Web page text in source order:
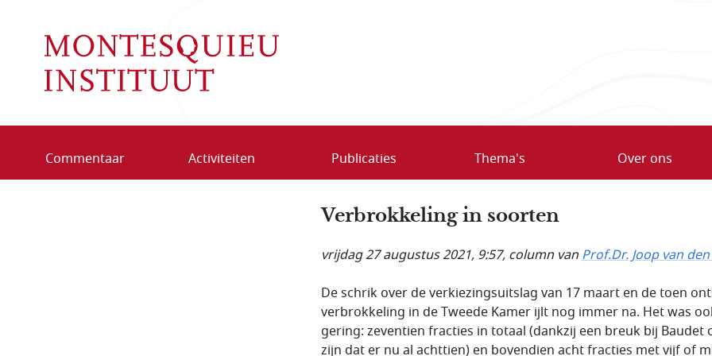
Commentaar Activiteiten Publicaties Thema's Over ons
Verbrokkeling in soorten
vrijdag 27 augustus 2021, 9:57, column vanProf.Dr. Joop van
De schrik over de verkiezingsuitslag van 17 maart en de toen
verbrokkeling in de Tweede Kamer ijlt nog immer na. Het was
gering: zeventien fracties in totaal (dankzij een breuk bij Baudet
zijn dat er nu al achttien) en bovendien acht fracties met vijf of